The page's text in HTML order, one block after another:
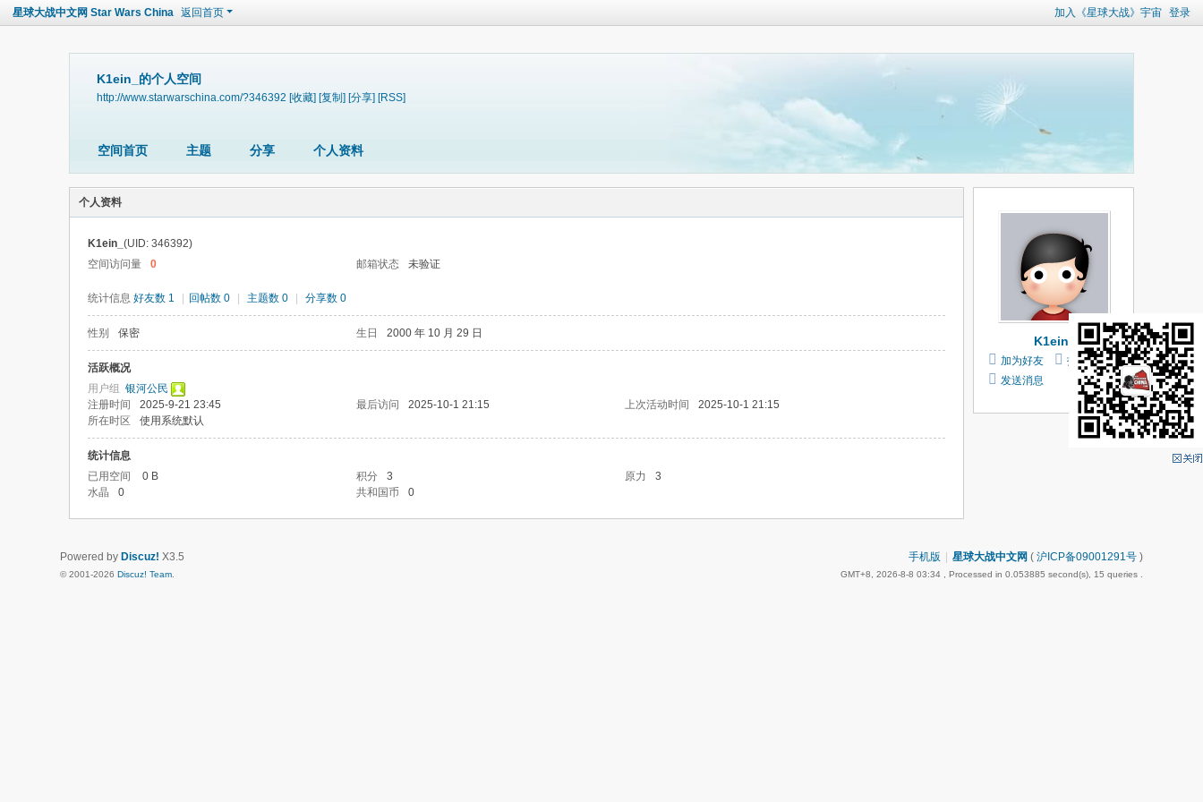
加入《星球大战》宇宙 登录
星球大战中文网 Star Wars China 返回首页
K1ein_的个人空间
http://www.starwarschina.com/?346392 [收藏] [复制] [分享] [RSS]
空间首页 主题 分享 个人资料
个人资料
K1ein_ (UID: 346392)
空间访问量
0 邮箱状态 未验证
统计信息 好友数 1 回帖数 0 主题数 0 分享数 0
性别 保密 生日 2000 年 10 月 29 日
活跃概况
用户组 银河公民
注册时间
2025-9-21 23:45 最后访问 2025-10-1 21:15 上次活动时间
2025-10-1 21:15
所在时区
使用系统默认
统计信息
已用空间
0 B 积分 3 原力
3
水晶
0 共和国币 0
K1ein_
加为好友
打个招呼
发送消息
手机版 星球大战中文网 ( 沪ICP备09001291号 )
GMT+8, 2026-8-8 03:34 , Processed in 0.053885 second(s), 15 queries .
Powered by Discuz! X3.5
© 2001-2026 Discuz! Team